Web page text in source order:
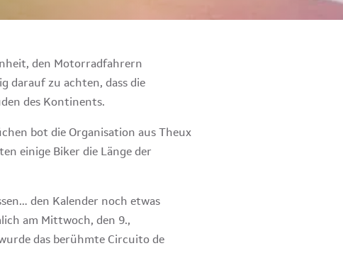
den Motorradfahrern
darauf zu achten, dass die
des Kontinents.
bot die Organisation aus Theux
einige Biker die Länge der
den Kalender noch etwas
am Mittwoch, den 9.,
das berühmte Circuito de